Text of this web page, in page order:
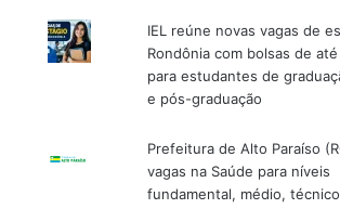
IEL reúne novas vagas de
Rondônia com bolsas de até
para estudantes de
e pós-graduação
Prefeitura de Alto Paraíso
vagas na Saúde para níveis
fundamental, médio,